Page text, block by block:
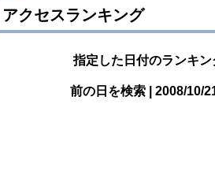
アクセスランキング
指定した日付のランキ
前の日を検索 | 2008/10/